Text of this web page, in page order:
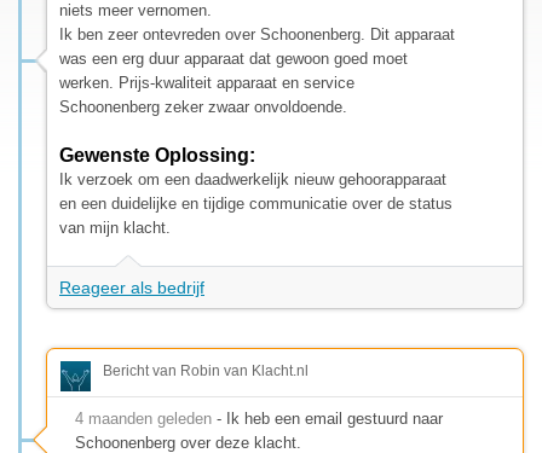
niets meer vernomen.
Ik ben zeer ontevreden over Schoonenberg. Dit apparaat
was een erg duur apparaat dat gewoon goed moet
werken. Prijs-kwaliteit apparaat en service
Schoonenberg zeker zwaar onvoldoende.
Gewenste Oplossing:
Ik verzoek om een daadwerkelijk nieuw gehoorapparaat
en een duidelijke en tijdige communicatie over de status
van mijn klacht.
Reageer als bedrijf
Bericht van Robin van Klacht.nl
4 maanden geleden - Ik heb een email gestuurd naar
Schoonenberg over deze klacht.